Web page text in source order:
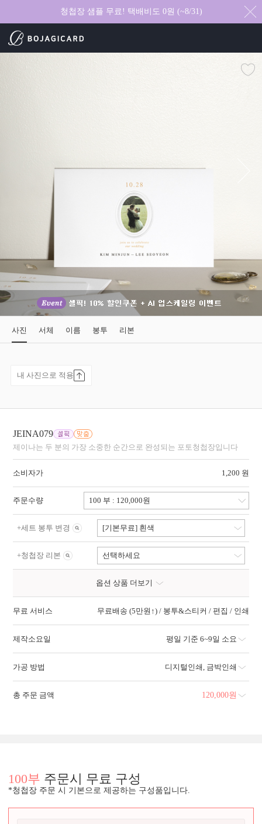
청첩장 샘플 무료! 택배비도 0원 (~8/31)
JEINA079
제이나는 두 분의 가장 소중한 순간으로 완성되는 포토청첩장입니다
소비자가 1,200 원
사진 서체 이름 봉투 리본
내 사진으로 적용
주문수량
+세트 봉투 변경 [기본무료] 흰색
+청첩장 리본 선택하세요
옵션 상품 더보기
무료 서비스 무료배송 (5만원↑) / 봉투&스티커 / 편집 / 인쇄
제작소요일 평일 기준 6~9일 소요
가공 방법 디지털인쇄 금박인쇄
총 주문 금액 120,000원
100부 주문시 무료 구성
*청첩장 주문 시 기본으로 제공하는 구성품입니다.